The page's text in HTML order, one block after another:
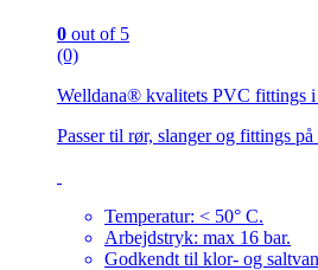
0 out of 5
(0)
Welldana® kvalitets PVC fittings
Passer til rør, slanger og fittings på
Temperatur: < 50° C.
Arbejdstryk: max 16 bar.
Godkendt til klor- og